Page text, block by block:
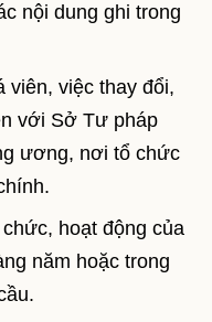
nội dung ghi trong
viên, việc thay đổi,
với Sở Tư pháp
ương, nơi tổ chức
hoạt động của
năm hoặc trong